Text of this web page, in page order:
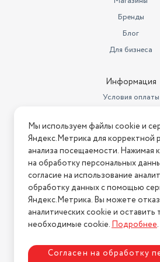
Бренды
Блог
Для бизнеса
Информация
Условия оплаты
Условия
Нашли ошибку на сайте?
2026 © Интернет-магазин
Политика
Мы используем файлы cookie и
Яндекс.Метрика для корректной
анализа посещаемости. Нажимая
на обработку персональных
согласие на использование
обработку данных с помощью
Яндекс.Метрика. Вы можете
аналитических cookie и оставить
необходимые cookie.Подробнее.
Согласен на обработку